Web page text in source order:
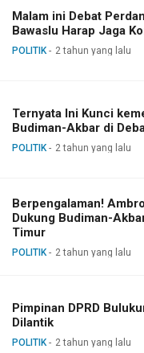
Malam ini Debat
Bawaslu Harap Jaga
POLITIK 2 tahun yang lalu
Ternyata Ini Kunci
Budiman-Akbar di
POLITIK 2 tahun yang lalu
Berpengalaman!
Dukung Budiman-
Timur
POLITIK 2 tahun yang lalu
Pimpinan DPRD
Dilantik
POLITIK 2 tahun yang lalu